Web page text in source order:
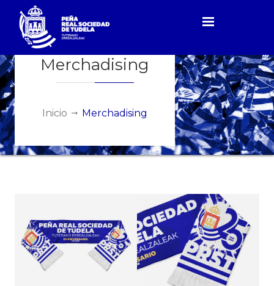
Merchadising
Inicio Merchadising